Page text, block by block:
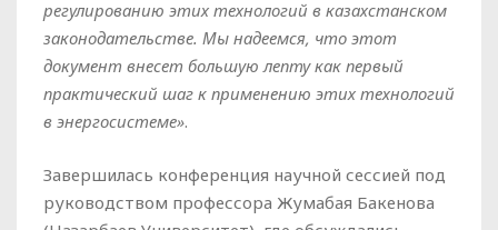
регулированию этих технологий в казахстанском
законодательстве. Мы надеемся, что этот
документ внесет большую лепту как первый
практический шаг к применению этих технологий
в энергосистеме».
Завершилась конференция научной сессией под
руководством профессора Жумабая Бакенова